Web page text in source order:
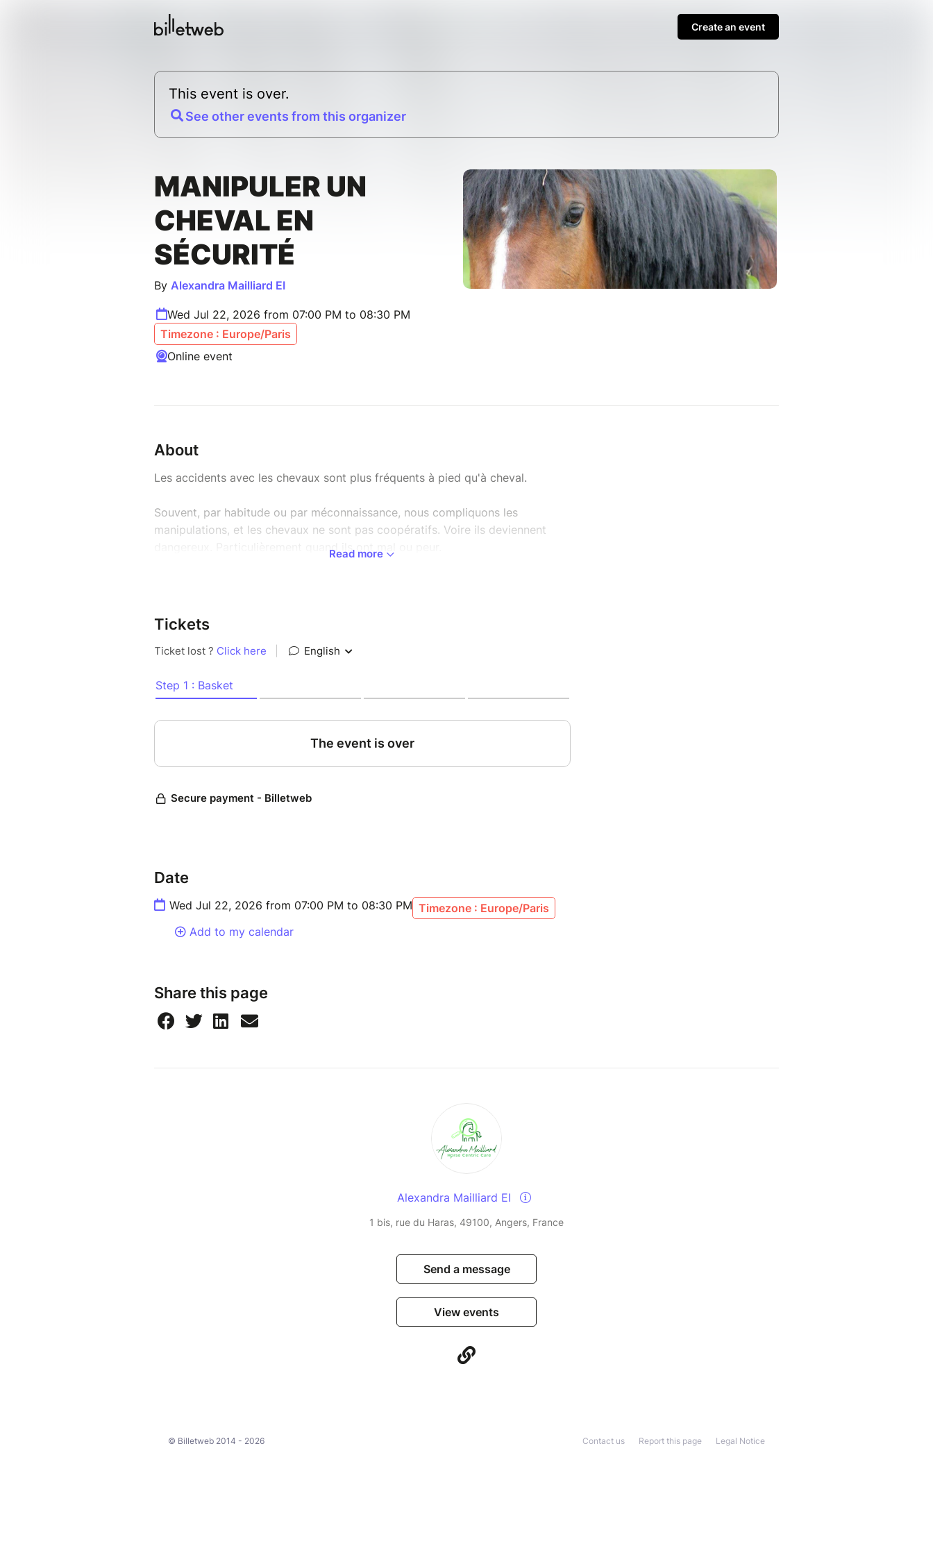
Create an event
This event is over.
See other events from this organizer
MANIPULER UN
CHEVAL EN
SÉCURITÉ
By Alexandra Mailliard EI
Wed Jul 22, 2026 from 07:00 PM to 08:30 PM
Timezone : Europe/Paris
Online event
About
Les accidents avec les chevaux sont plus fréquents à pied qu'à cheval.
Souvent, par habitude ou par méconnaissance, nous compliquons les
manipulations, et les chevaux ne sont pas coopératifs. Voire ils deviennent
dangereux. Particulièrement quand ils ont mal ou peur.
humain-cheval et permettent d’envisager une nouvelle façon de manipuler les
chevaux, plus sécurisante et en obtenant une meilleure coopération du cheval
spécialement lors des soins.
Comment agir avec un cheval agressif ?
Comment procéder avec le réflexe d'opposition ?
Et plein de trucs et astuces pour obtenir la coopération du cheval.
La coopération s'apprend et elle améliore la relation, mais aussi elle vous
permet de confier votre cheval avec plus de sérénité.
Read more
Tickets
Date
Wed Jul 22, 2026 from 07:00 PM to 08:30 PM Timezone : Europe/Paris
Add to my calendar
Share this page
Alexandra Mailliard EI
1 bis, rue du Haras, 49100, Angers, France
Send a message
View events
© Billetweb 2014 - 2026 Legal Notice
Report this page
Contact us